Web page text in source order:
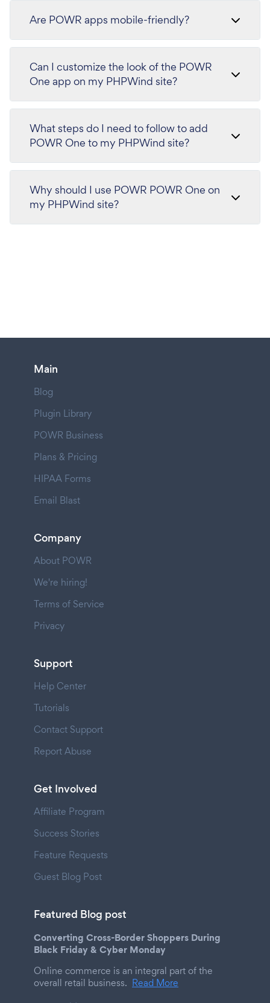
Are POWR apps mobile-friendly?
Can I customize the look of the POWR
One app on my PHPWind site?
What steps do I need to follow to add
POWR One to my PHPWind site?
Why should I use POWR POWR One on
my PHPWind site?
Main
Blog
Plugin Library
POWR Business
Plans & Pricing
HIPAA Forms
Email Blast
Company
About POWR
We're hiring!
Terms of Service
Privacy
Support
Help Center
Tutorials
Contact Support
Report Abuse
Get Involved
Affiliate Program
Success Stories
Feature Requests
Guest Blog Post
Featured Blog post
Converting Cross-Border Shoppers During
Black Friday & Cyber Monday
Online commerce is an integral part of the
overall retail business. Read More